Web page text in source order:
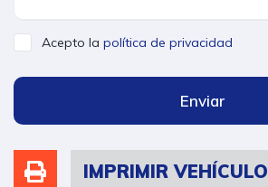
Acepto la política de privacidad
Enviar
IMPRIMIR VEHÍCULO